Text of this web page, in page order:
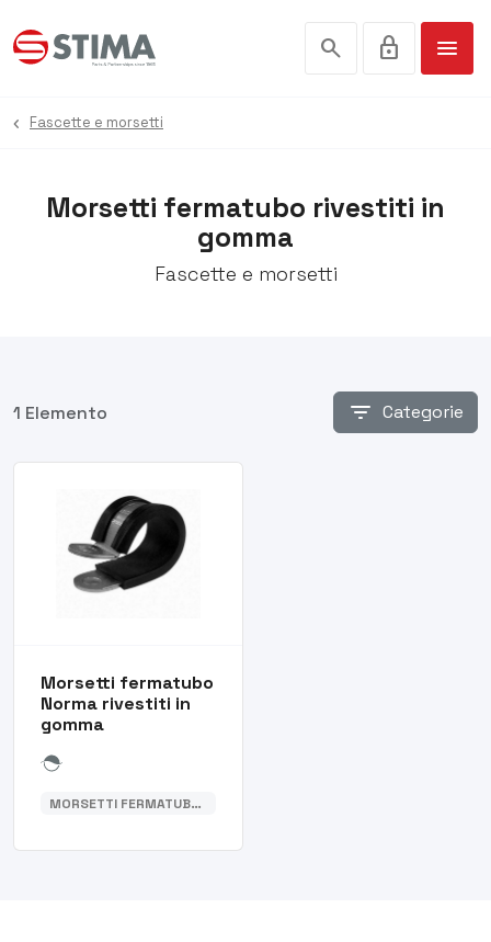
search lock menu
Morsetti fermatubo rivestiti in
gomma
Fascette e morsetti
Fascette e morsetti
1 Elemento filter_list Categorie
Morsetti fermatubo
Norma rivestiti in
gomma
MORSETTI FERMATUBO RIVESTITI IN GOMMA